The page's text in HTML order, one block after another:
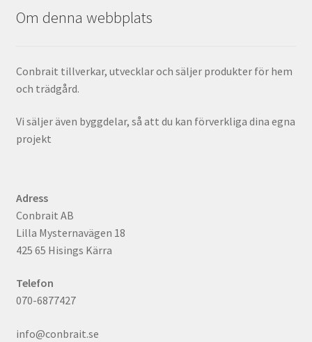
Om denna webbplats
Conbrait tillverkar, utvecklar och säljer produkter för hem
och trädgård.
Vi säljer även byggdelar, så att du kan förverkliga dina egna
projekt
Adress
Conbrait AB
Lilla Mysternavägen 18
425 65 Hisings Kärra
Telefon
070-6877427
info@conbrait.se